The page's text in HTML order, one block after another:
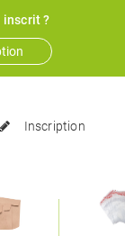
inscrit ?
Inscription